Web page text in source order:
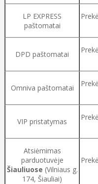
LP EXPRESS
paštomatai
DPD paštomatai
Omniva paštomatai
VIP pristatymas
Atsiėmimas
parduotuvėje
Šiauliuose (Vilniaus g.
174, Šiauliai)